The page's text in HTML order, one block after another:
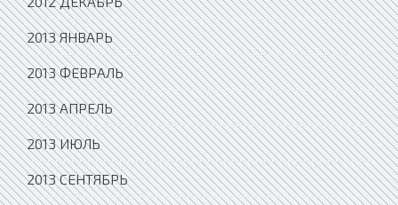
2013 ЯНВАРЬ
2013 ФЕВРАЛЬ
2013 АПРЕЛЬ
2013 ИЮЛЬ
2013 СЕНТЯБРЬ